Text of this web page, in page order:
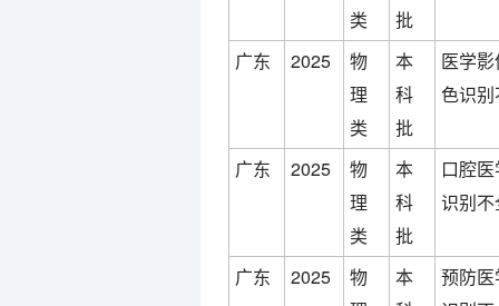
类
批
广东 2025
物
理
类
本
科
批
医学
色识
广东 2025
物
理
类
本
科
批
口腔
识别
广东 2025
物
本
预防